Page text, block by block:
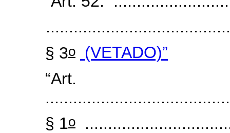
§ 3o
(VETADO)”
§ 1o